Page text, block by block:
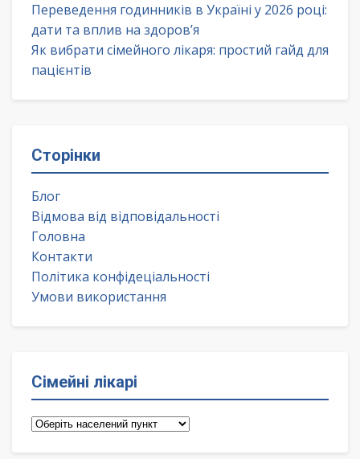
Переведення годинників в Україні у 2026 році:
дати та вплив на здоров’я
Як вибрати сімейного лікаря: простий гайд для
пацієнтів
Сторінки
Блог
Відмова від відповідальності
Головна
Контакти
Політика конфідеціальності
Умови використання
Сімейні лікарі
Сімейні